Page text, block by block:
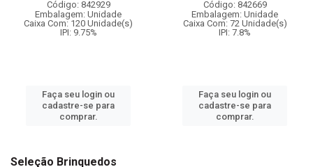
Código: 842929
Embalagem: Unidade
Caixa Com: 120 Unidade(s)
IPI: 9.75%
Faça seu login ou
cadastre-se para
comprar.
Código: 842669
Embalagem: Unidade
Caixa Com: 72 Unidade(s)
IPI: 7.8%
Faça seu login ou
cadastre-se para
comprar.
Seleção Brinquedos